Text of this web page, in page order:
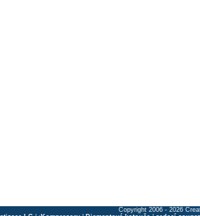
Copyright 2006 - 2026